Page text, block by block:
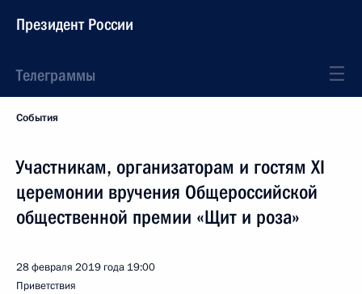
Президент России
Телеграммы
События
Участникам, организаторам и гостям XI
церемонии вручения Общероссийской
общественной премии «Щит и роза»
28 февраля 2019 года 19:00
Приветствия